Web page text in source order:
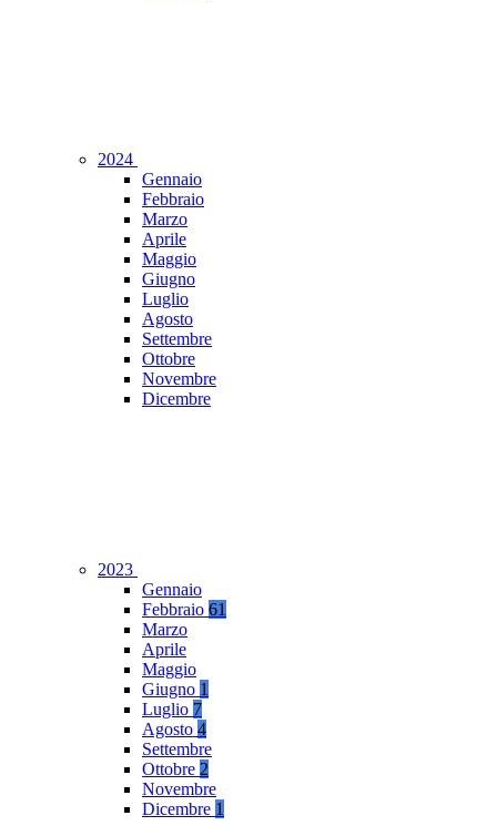
2024
Gennaio
Febbraio
Marzo
Aprile
Maggio
Giugno
Luglio
Agosto
Settembre
Ottobre
Novembre
Dicembre
2023
Gennaio
Febbraio 61
Marzo
Aprile
Maggio
Giugno 1
Luglio 7
Agosto 4
Settembre
Ottobre 2
Novembre
Dicembre 1